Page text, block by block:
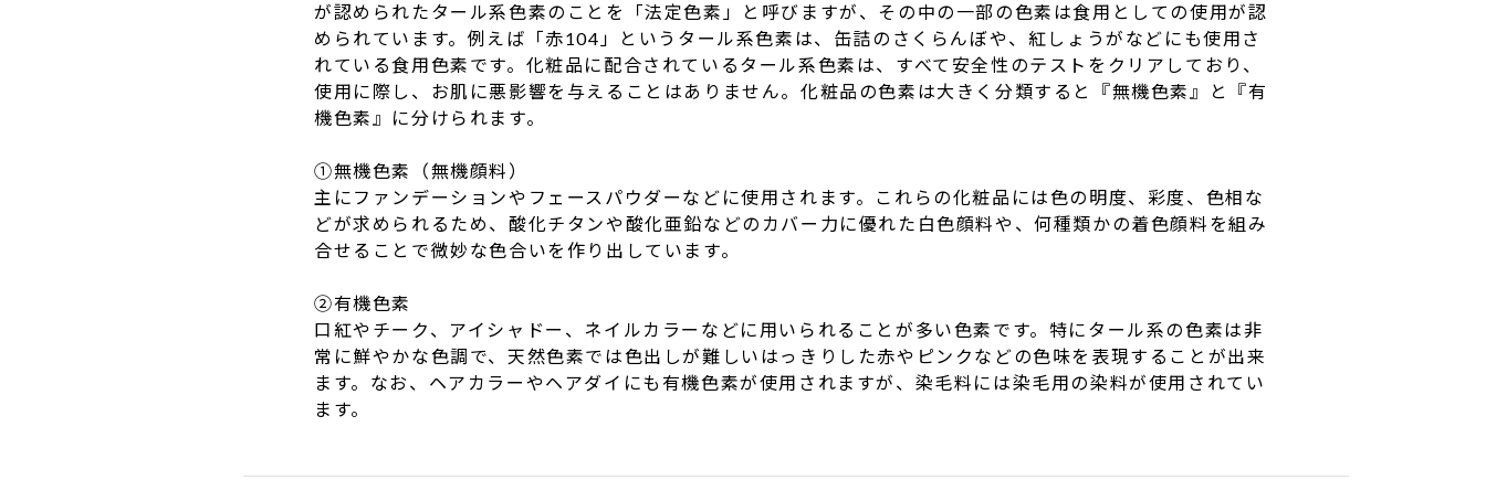
が認められたタール系色素のことを「法定色素」と呼びますが、その中の一部の色素は食用としての使用が認
められています。例えば「赤104」というタール系色素は、缶詰のさくらんぼや、紅しょうがなどにも使用さ
れている食用色素です。化粧品に配合されているタール系色素は、すべて安全性のテストをクリアしており、
使用に際し、お肌に悪影響を与えることはありません。化粧品の色素は大きく分類すると『無機色素』と『有
機色素』に分けられます。
①無機色素（無機顔料）
主にファンデーションやフェースパウダーなどに使用されます。これらの化粧品には色の明度、彩度、色相な
どが求められるため、酸化チタンや酸化亜鉛などのカバー力に優れた白色顔料や、何種類かの着色顔料を組み
合せることで微妙な色合いを作り出しています。
②有機色素
口紅やチーク、アイシャドー、ネイルカラーなどに用いられることが多い色素です。特にタール系の色素は非
常に鮮やかな色調で、天然色素では色出しが難しいはっきりした赤やピンクなどの色味を表現することが出来
ます。なお、ヘアカラーやヘアダイにも有機色素が使用されますが、染毛料には染毛用の染料が使用されてい
ます。